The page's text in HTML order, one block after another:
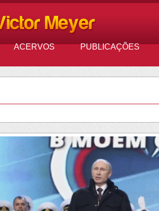
ACERVOS PUBLICAÇÕES